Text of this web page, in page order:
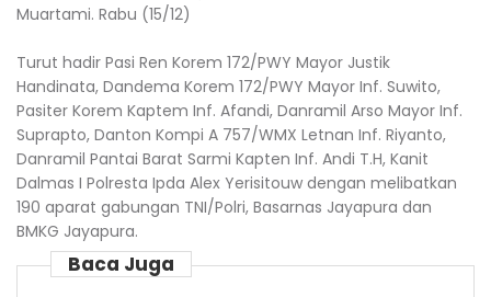
Muartami. Rabu (15/12)
Turut hadir Pasi Ren Korem 172/PWY Mayor Justik
Handinata, Dandema Korem 172/PWY Mayor Inf. Suwito,
Pasiter Korem Kaptem Inf. Afandi, Danramil Arso Mayor Inf.
Suprapto, Danton Kompi A 757/WMX Letnan Inf. Riyanto,
Danramil Pantai Barat Sarmi Kapten Inf. Andi T.H, Kanit
Dalmas I Polresta Ipda Alex Yerisitouw dengan melibatkan
190 aparat gabungan TNI/Polri, Basarnas Jayapura dan
BMKG Jayapura.
Baca Juga